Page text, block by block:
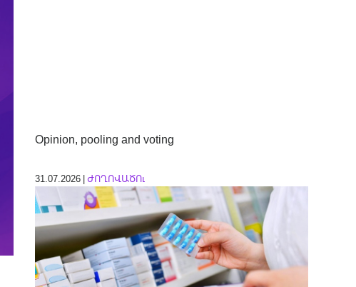
Opinion, pooling and voting
31.07.2026 |ԺՈՂՈՎԱԾՈւ